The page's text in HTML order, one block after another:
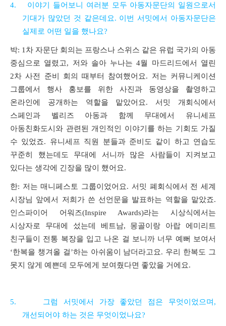
4.
이야기 들어보니 여러분 모두 아동자문단의 일원으로서
기대가 많았던 것 같은데요. 이번 서밋에서 아동자문단은
실제로 어떤 일을 했나요?
박: 1 차 자문단 회의는 프랑스나 스위스 같은 유럽 국가의 아동
중심으로 열렸고, 저와 솔아 누나는4월 마드리드에서 열린
2차 사전 준비 회의 때부터 참여했어요. 저는 커뮤니케이션
그룹에서 행사 홍보를 위한 사진과 동영상을 촬영하고
온라인에 공개하는 역할을 맡았어요.서밋 개회식에서
스페인과 벨리즈 아동과 함께 무대에서 유니세프
아동친화도시와 관련된 개인적인 이야기를 하는 기회도 가질
수 있었죠. 유니세프 직원 분들과 준비도 같이 하고 연습도
꾸준히 했는데도 무대에 서니까 많은 사람들이 지켜보고
있다는 생각에 긴장을 많이 했어요.
한: 저는 매니페스토 그룹이었어요. 서밋 폐회식에서 전 세계
시장님 앞에서 저희가 쓴 선언문을 발표하는 역할을 맡았죠.
인스파이어 어워즈(Inspire Awards)라는 시상식에서는
시상자로 무대에 섰는데 베트남, 몽골이랑 아랍 에미리트
친구들이 전통 복장을 입고 나온 걸 보니까 너무 예뻐 보여서
‘한복을 챙겨올 걸’하는 아쉬움이 남더라고요. 우리 한복도 그
못지 않게 예쁜데 모두에게 보여줬다면 좋았을 거에요.
5. 그럼 서밋에서 가장 좋았던 점은 무엇이었으며 ,
개선되어야 하는 것은 무엇이었나요?